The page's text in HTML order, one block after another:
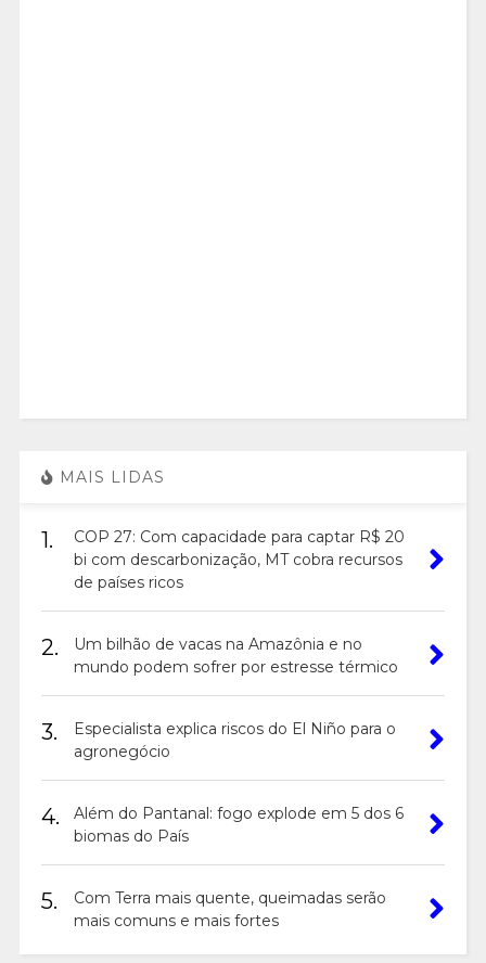
MAIS LIDAS
1.
COP 27: Com capacidade para captar R$ 20
bi com descarbonização, MT cobra recursos
de países ricos
2.
Um bilhão de vacas na Amazônia e no
mundo podem sofrer por estresse térmico
3.
Especialista explica riscos do El Niño para o
agronegócio
4.
Além do Pantanal: fogo explode em 5 dos 6
biomas do País
5.
Com Terra mais quente, queimadas serão
mais comuns e mais fortes